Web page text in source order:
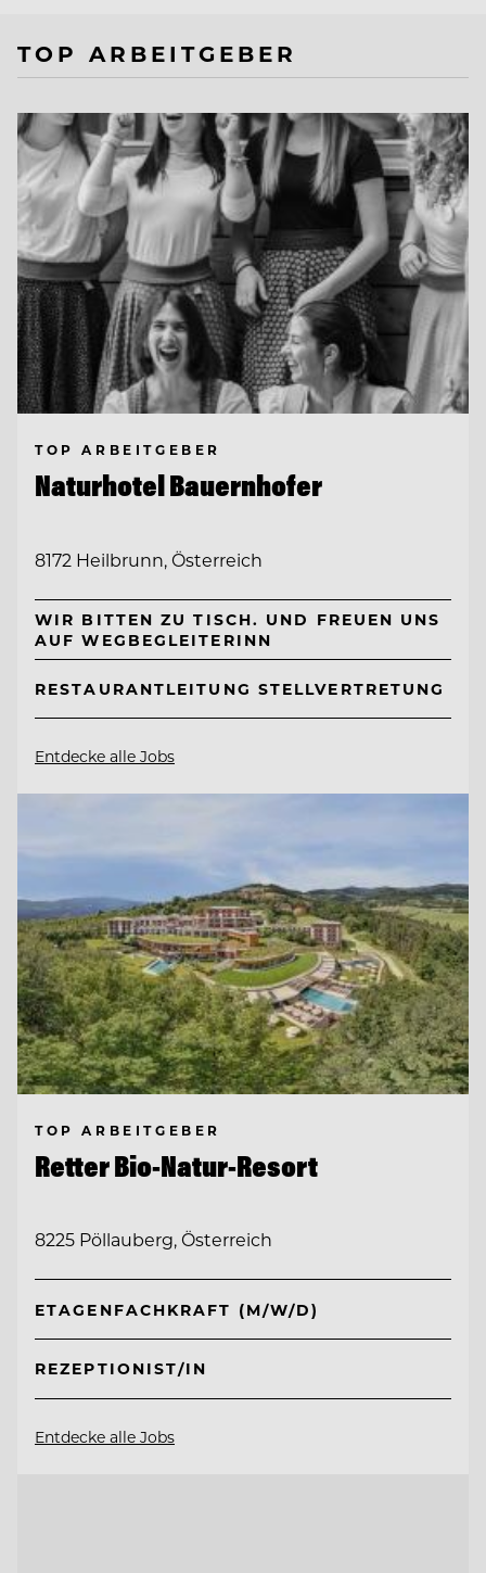
TOP ARBEITGEBER
TOP ARBEITGEBER
Naturhotel Bauernhofer
8172 Heilbrunn, Österreich
WIR BITTEN ZU TISCH. UND FREUEN UNS
AUF WEGBEGLEITERINN
RESTAURANTLEITUNG STELLVERTRETUNG
Entdecke alle Jobs
TOP ARBEITGEBER
Retter Bio-Natur-Resort
8225 Pöllauberg, Österreich
ETAGENFACHKRAFT (M/W/D)
REZEPTIONIST/IN
Entdecke alle Jobs